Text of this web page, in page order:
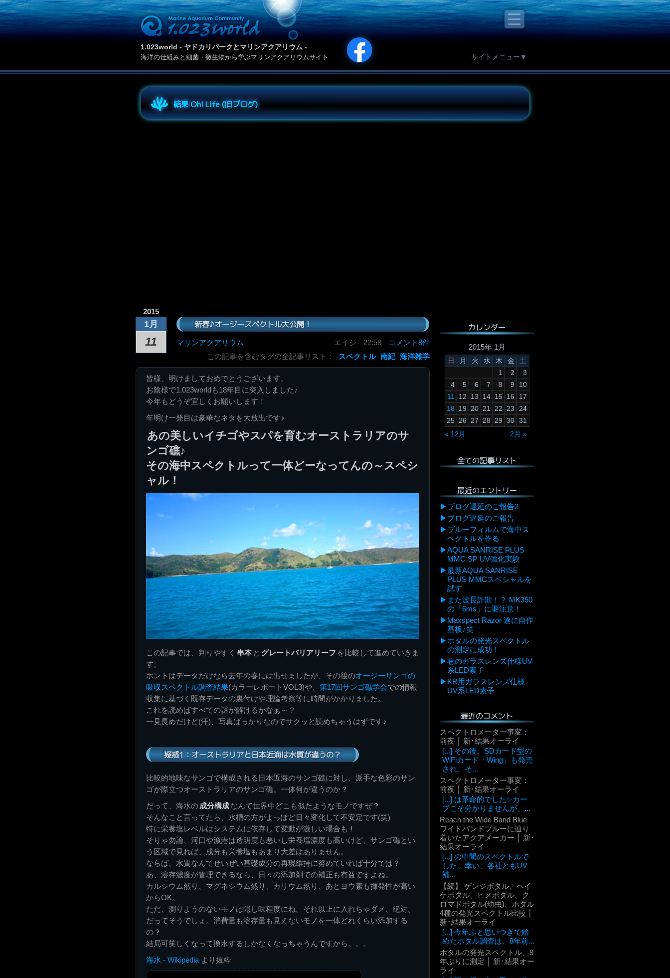
1.023world - ヤドカリパークとマリンアクアリウム -
海洋の仕組みと細菌・微生物から学ぶマリンアクアリウムサイト サイトメニュー▼
結果 Oh! Life (旧ブログ)
2015
1月
11
新春♪オージースペクトル大公開！
マリンアクアリウム エイジ 22:58
コメント8件
この記事を含むタグの全記事リスト：
スペクトル 南紀 海洋雑学
皆様、明けましておめでとうございます。
お陰様で1.023worldも18年目に突入しました♪
今年もどうぞ宜しくお願いします！
年明け一発目は豪華なネタを大放出です♪
あの美しいイチゴやスパを育むオーストラリアのサ
ンゴ礁♪
その海中スペクトルって一体どーなってんの～スペシ
ャル！
この記事では、判りやすく 串本 と グレートバリアリーフ を比較して進めていきま
す。
ホントはデータだけなら去年の春には出せましたが、その後のオージーサンゴの
吸収スペクトル調査結果(カラーレポートVOL3)や、 第17回サンゴ礁学会での情報
収集に基づく既存データの裏付けや理論考察等に時間がかかりました。
これを読めばすべての謎が解けるかなぁ～？
一見長めだけど(汗)、写真ばっかりなのでサクッと読めちゃうはずです♪
疑惑1：オーストラリアと日本近海は水質が違うの？
比較的地味なサンゴで構成される日本近海のサンゴ礁に対し、派手な色彩のサン
ゴが際立つオーストラリアのサンゴ礁。一体何が違うのか？
だって、海水の成分構成なんて世界中どこも似たようなモノですぜ？
そんなこと言ってたら、水槽の方がよっぽど日々変化して不安定です(笑)
特に栄養塩レベルはシステムに依存して変動が激しい場合も！
そりゃ勿論、河口や漁港は透明度も悪いし栄養塩濃度も高いけど、サンゴ礁とい
う区域で見れば、成分も栄養塩もあまり大差はありません。
ならば、水質なんてせいぜい基礎成分の再現維持に努めていれば十分では？
あ、溶存濃度が管理できるなら、日々の添加剤での補正も有益ですよね。
カルシウム然り、マグネシウム然り、カリウム然り、あとヨウ素も揮発性が高い
からOK。
ただ、測りようのないモノは隠し味程度にね。それ以上に入れちゃダメ、絶対。
だってそうでしょ。消費量も溶存量も見えないモノを一体どれくらい添加する
の？
結局可笑しくなって換水するしかなくなっちゃうんですから。。。
海水 - Wikipedia より抜粋
カレンダー
2015年 1月
日 月 火 水 木 金 土
« 12月 2月 »
1 2
3
4
5 6 7 8 9
10
11
12 13 14 15 16
17
18
19 20 21 22 23
24
25 26 27 28 29 30 31
全ての記事リスト
最近のエントリー
ブログ遅延のご報告2
ブログ遅延のご報告
ブルーフィルムで海中ス
ペクトルを作る
AQUA SANRISE PLUS
MMC SP UV強化実験
最新AQUA SANRISE
PLUS MMCスペシャルを
試す
また波長詐欺！？ MK350
の「6ms」に要注意！
Maxspect Razor 遂に自作
基板♪笑
ホタルの発光スペクトル
の測定に成功！
巷のガラスレンズ仕様UV
系LED素子
KR用ガラスレンズ仕様
UV系LED素子
最近のコメント
スペクトロメーター事変：
前夜 │ 新･結果オーライ
[...] その後、SDカード型の
WiFiカード「Wing」も発売
され、そ...
スペクトロメーター事変：
前夜 │ 新･結果オーライ
[...] は革命的でした✨カー
ブこそ分かりませんが、...
Reach the Wide Band Blue
ワイドバンドブルーに辿り
着いたアクアメーカー │ 新･
結果オーライ
[...] の中間のスペクトルで
した。幸い、各社ともUV
補...
【続】 ゲンジボタル、ヘイ
ケボタル、ヒメボタル、ク
ロマドボタル(幼虫)、ホタル
4種の発光スペクトル比較 │
新･結果オーライ
[...] 今年ふと思いつきで始
めたホタル調査は、8年前...
ホタルの発光スペクトル、8
年ぶりに測定 │ 新･結果オー
ライ